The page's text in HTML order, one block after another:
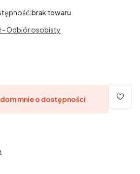
brak towaru
- Odbiór osobisty
mnie o dostępności